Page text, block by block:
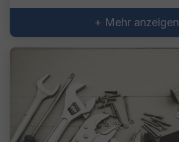
+ Mehr anzeigen